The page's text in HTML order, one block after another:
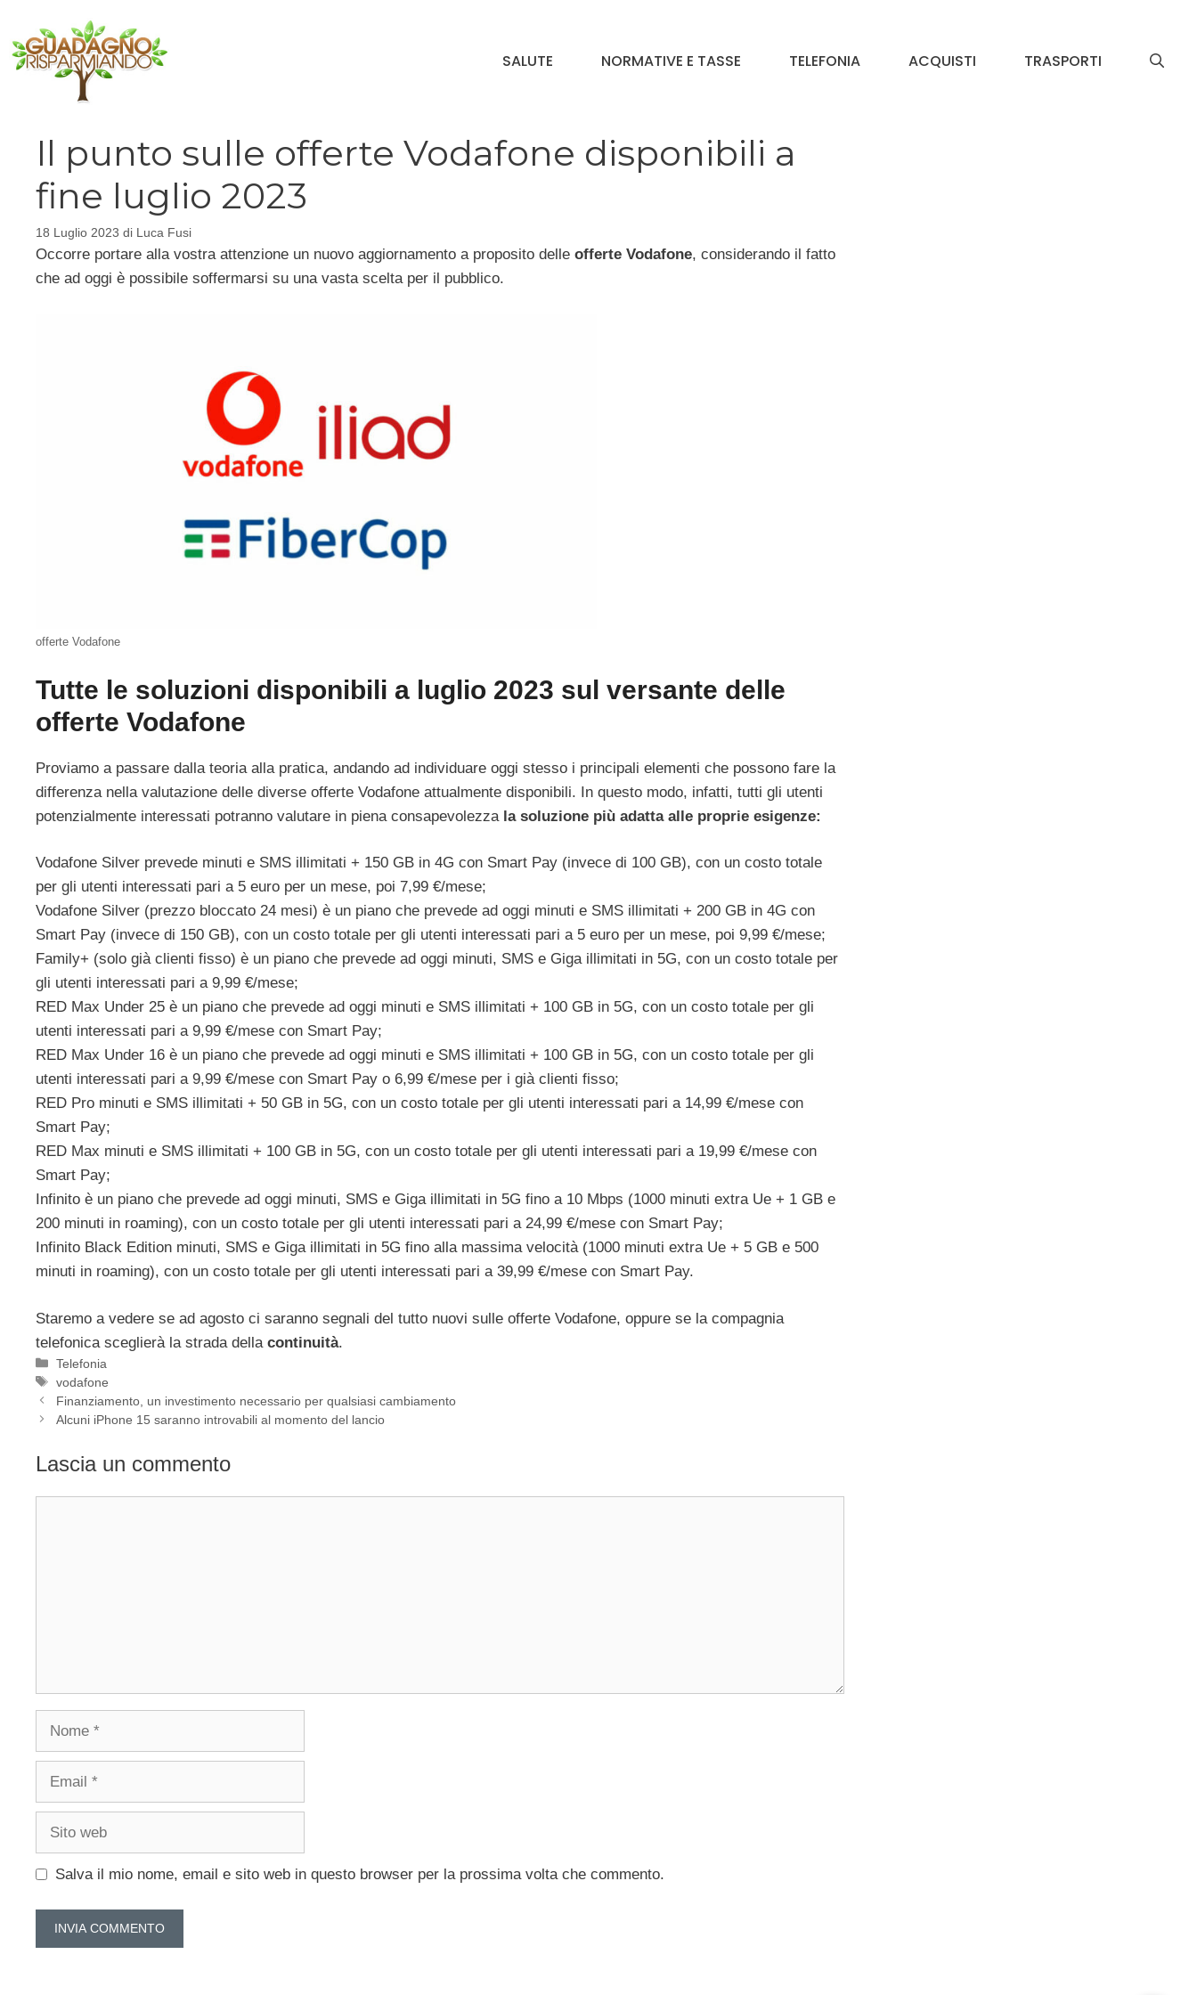
contenuto
SALUTE NORMATIVE E TASSE TELEFONIA ACQUISTI TRASPORTI
Il punto sulle offerte Vodafone disponibili a
fine luglio 2023
18 Luglio 2023 di Luca Fusi
Occorre portare alla vostra attenzione un nuovo aggiornamento a proposito delle offerte Vodafone, considerando il fatto
che ad oggi è possibile soffermarsi su una vasta scelta per il pubblico.
offerte Vodafone
Tutte le soluzioni disponibili a luglio 2023 sul versante delle
offerte Vodafone
Proviamo a passare dalla teoria alla pratica, andando ad individuare oggi stesso i principali elementi che possono fare la
differenza nella valutazione delle diverse offerte Vodafone attualmente disponibili. In questo modo, infatti, tutti gli utenti
potenzialmente interessati potranno valutare in piena consapevolezza la soluzione più adatta alle proprie esigenze:
Vodafone Silver prevede minuti e SMS illimitati + 150 GB in 4G con Smart Pay (invece di 100 GB), con un costo totale
per gli utenti interessati pari a 5 euro per un mese, poi 7,99 €/mese;
Vodafone Silver (prezzo bloccato 24 mesi) è un piano che prevede ad oggi minuti e SMS illimitati + 200 GB in 4G con
Smart Pay (invece di 150 GB), con un costo totale per gli utenti interessati pari a 5 euro per un mese, poi 9,99 €/mese;
Family+ (solo già clienti fisso) è un piano che prevede ad oggi minuti, SMS e Giga illimitati in 5G, con un costo totale per
gli utenti interessati pari a 9,99 €/mese;
RED Max Under 25 è un piano che prevede ad oggi minuti e SMS illimitati + 100 GB in 5G, con un costo totale per gli
utenti interessati pari a 9,99 €/mese con Smart Pay;
RED Max Under 16 è un piano che prevede ad oggi minuti e SMS illimitati + 100 GB in 5G, con un costo totale per gli
utenti interessati pari a 9,99 €/mese con Smart Pay o 6,99 €/mese per i già clienti fisso;
RED Pro minuti e SMS illimitati + 50 GB in 5G, con un costo totale per gli utenti interessati pari a 14,99 €/mese con
Smart Pay;
RED Max minuti e SMS illimitati + 100 GB in 5G, con un costo totale per gli utenti interessati pari a 19,99 €/mese con
Smart Pay;
Infinito è un piano che prevede ad oggi minuti, SMS e Giga illimitati in 5G fino a 10 Mbps (1000 minuti extra Ue + 1 GB e
200 minuti in roaming), con un costo totale per gli utenti interessati pari a 24,99 €/mese con Smart Pay;
Infinito Black Edition minuti, SMS e Giga illimitati in 5G fino alla massima velocità (1000 minuti extra Ue + 5 GB e 500
minuti in roaming), con un costo totale per gli utenti interessati pari a 39,99 €/mese con Smart Pay.
Staremo a vedere se ad agosto ci saranno segnali del tutto nuovi sulle offerte Vodafone, oppure se la compagnia
telefonica sceglierà la strada della continuità.
Categorie
Telefonia
Tag
vodafone
Finanziamento, un investimento necessario per qualsiasi cambiamento
Alcuni iPhone 15 saranno introvabili al momento del lancio
Lascia un commento
Nome
Email
Sito
Salva il mio nome, email e sito web in questo browser per la prossima volta che commento.